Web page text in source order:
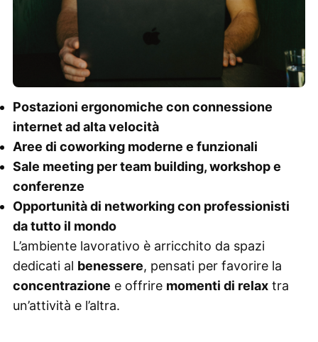
Postazioni ergonomiche con connessione
internet ad alta velocità
Aree di coworking moderne e funzionali
Sale meeting per team building, workshop e
conferenze
Opportunità di networking con professionisti
da tutto il mondo
L’ambiente lavorativo è arricchito da spazi
dedicati al benessere, pensati per favorire la
concentrazione e offrire momenti di relaxtra
un’attività e l’altra.